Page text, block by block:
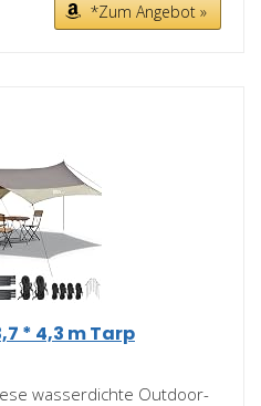
*Zum Angebot »
* 4,3 m Tarp
wasserdichte Outdoor-